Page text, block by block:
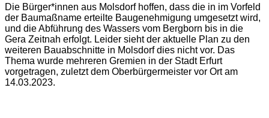
Die Bürger*innen aus Molsdorf hoffen, dass die in im Vorfeld
der Baumaßname erteilte Baugenehmigung umgesetzt wird,
und die Abführung des Wassers vom Bergborn bis in die
Gera Zeitnah erfolgt. Leider sieht der aktuelle Plan zu den
weiteren Bauabschnitte in Molsdorf dies nicht vor. Das
Thema wurde mehreren Gremien in der Stadt Erfurt
vorgetragen, zuletzt dem Oberbürgermeister vor Ort am
14.03.2023.